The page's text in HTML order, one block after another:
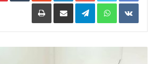
‏VKontakte
WhatsApp
Telegram مشاركة عبر البريد طباعة